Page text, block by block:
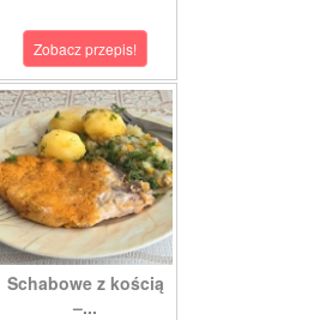
Zobacz przepis!
Schabowe z kością
–...